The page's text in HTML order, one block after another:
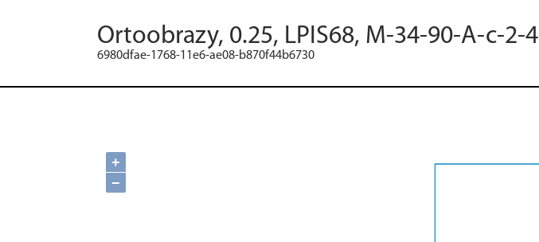
Ortoobrazy, 0.25, LPIS68, M-34-90-A-c-2-4
6980dfae-1768-11e6-ae08-b870f44b6730
+
−